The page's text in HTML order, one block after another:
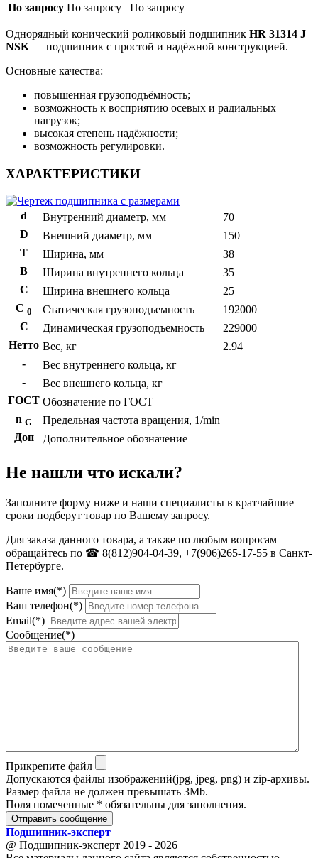
По запросу По запросу По запросу
Однорядный конический роликовый подшипник HR 31314 J
NSK — подшипник с простой и надёжной конструкцией.
Основные качества:
повышенная грузоподъёмность;
возможность к восприятию осевых и радиальных
нагрузок;
высокая степень надёжности;
возможность регулировки.
ХАРАКТЕРИСТИКИ
d Внутренний диаметр, мм
70
D
Внешний диаметр, мм
150
T
Ширина, мм
38
B
Ширина внутреннего кольца
35
С
Ширина внешнего кольца
25
С 0 Статическая грузоподъемность
192000
C
Динамическая грузоподъемность
229000
Нетто Вес, кг
2.94
-
Вес внутреннего кольца, кг
-
Вес внешнего кольца, кг
ГОСТ Обозначение по ГОСТ
n G
Предельная частота вращения, 1/min
Доп
Дополнительное обозначение
Не нашли что искали?
Заполните форму ниже и наши специалисты в кратчайшие
сроки подберут товар по Вашему запросу.
Для заказа данного товара, а также по любым вопросам
обращайтесь по ☎ 8(812)904-04-39, +7(906)265-17-55 в Санкт-
Петербурге.
Ваше имя(*)
Ваш телефон(*)
Email(*)
Сообщение(*)
Прикрепите файл
Допускаются файлы изображений(jpg, jpeg, png) и zip-архивы.
Размер файла не должен превышать 3Mb.
Поля помеченные * обязательны для заполнения.
Отправить сообщение
Подшипник-эксперт
@ Подшипник-эксперт 2019 - 2026